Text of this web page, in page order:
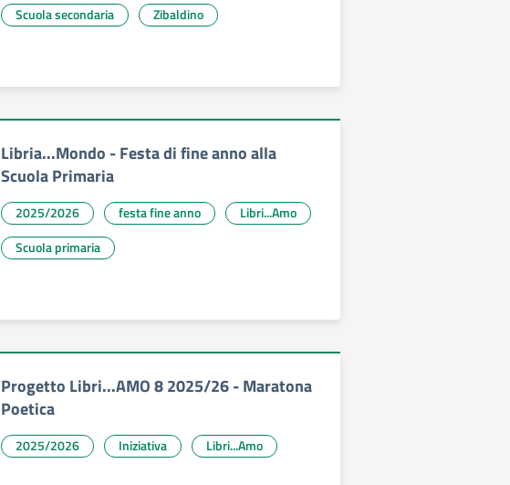
Scuola secondaria
Zibaldino
Libria...Mondo - Festa di fine anno alla
Scuola Primaria
2025/2026 festa fine anno
Libri...Amo
Scuola primaria
Progetto Libri...AMO 8 2025/26 - Maratona
Poetica
2025/2026 Iniziativa Libri...Amo